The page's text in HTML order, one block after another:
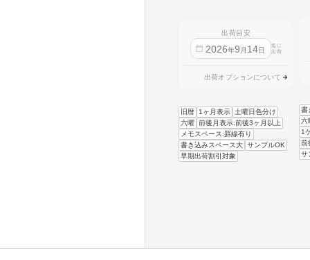
出荷目安
2026年9 月 14日
迄に
出荷
出荷オプションについて
旧暦 1ヶ月表示
土曜日色分け
六曜 前後月表示:前後3ヶ月以上
メモスペース:罫線有り
書き込みスペース大 サンプルOK
早期出荷割引対象
書
六
1
前
サ